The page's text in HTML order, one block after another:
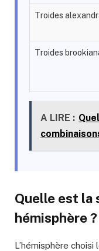
Troides
Troides
A LIRE :
Quelle est la
hémisphère ?
L’hémisphère